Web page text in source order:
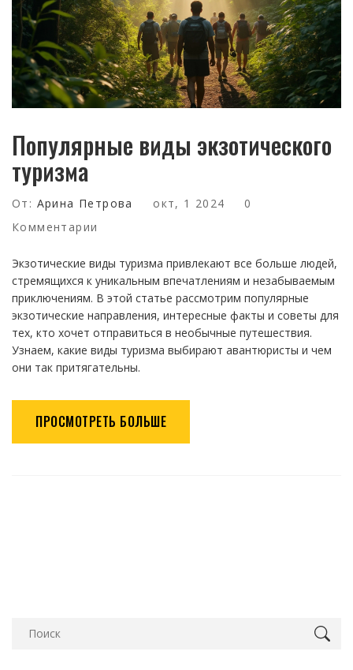
Популярные виды экзотического
туризма
От: Арина Петрова окт, 1 2024
0
Комментарии
Экзотические виды туризма привлекают все больше людей,
стремящихся к уникальным впечатлениям и незабываемым
приключениям. В этой статье рассмотрим популярные
экзотические направления, интересные факты и советы для
тех, кто хочет отправиться в необычные путешествия.
Узнаем, какие виды туризма выбирают авантюристы и чем
они так притягательны.
ПРОСМОТРЕТЬ БОЛЬШЕ